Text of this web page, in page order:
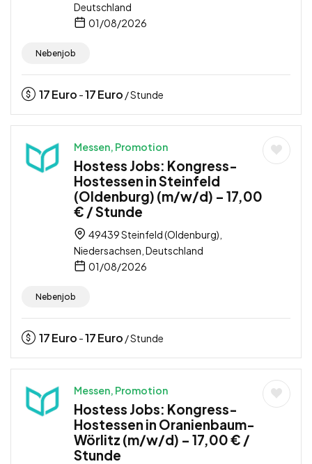
Deutschland
01/08/2026
Nebenjob
17Euro -17Euro / Stunde
Messen, Promotion
Hostess Jobs: Kongress-
Hostessen in Steinfeld
(Oldenburg) (m/w/d) – 17,00
€ / Stunde
49439 Steinfeld (Oldenburg),
Niedersachsen, Deutschland
01/08/2026
Nebenjob
17Euro -17Euro / Stunde
Messen, Promotion
Hostess Jobs: Kongress-
Hostessen in Oranienbaum-
Wörlitz (m/w/d) – 17,00 € /
Stunde